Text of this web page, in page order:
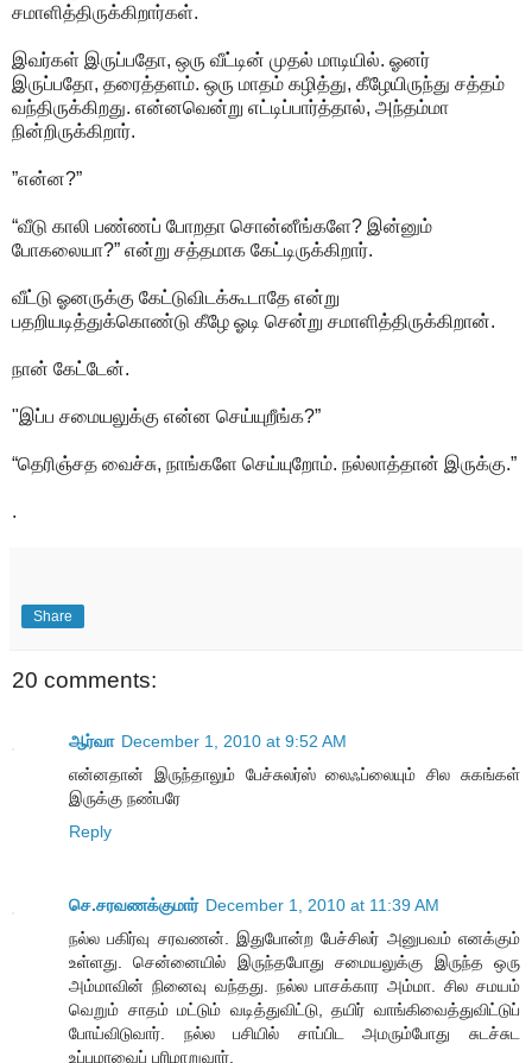
சமாளித்திருக்கிறார்கள்.
இவர்கள் இருப்பதோ, ஒரு வீட்டின் முதல் மாடியில். ஓனர்
இருப்பதோ, தரைத்தளம். ஒரு மாதம் கழித்து, கீழேயிருந்து சத்தம்
வந்திருக்கிறது. என்னவென்று எட்டிப்பார்த்தால், அந்தம்மா
நின்றிருக்கிறார்.
”என்ன?”
“வீடு காலி பண்ணப் போறதா சொன்னீங்களே? இன்னும்
போகலையா?” என்று சத்தமாக கேட்டிருக்கிறார்.
வீட்டு ஓனருக்கு கேட்டுவிடக்கூடாதே என்று
பதறியடித்துக்கொண்டு கீழே ஓடி சென்று சமாளித்திருக்கிறான்.
நான் கேட்டேன்.
"இப்ப சமையலுக்கு என்ன செய்யுறீங்க?”
“தெரிஞ்சத வைச்சு, நாங்களே செய்யுறோம். நல்லாத்தான் இருக்கு.”
.
Share
20 comments:
ஆர்வா December 1, 2010 at 9:52 AM
என்னதான் இருந்தாலும் பேச்சுலர்ஸ் லைஃப்லையும் சில சுகங்கள்
இருக்கு நண்பரே
Reply
செ.சரவணக்குமார் December 1, 2010 at 11:39 AM
நல்ல பகிர்வு சரவணன். இதுபோன்ற பேச்சிலர் அனுபவம் எனக்கும்
உள்ளது. சென்னையில் இருந்தபோது சமையலுக்கு இருந்த ஒரு
அம்மாவின் நினைவு வந்தது. நல்ல பாசக்கார அம்மா. சில சமயம்
வெறும் சாதம் மட்டும் வடித்துவிட்டு, தயிர் வாங்கிவைத்துவிட்டுப்
போய்விடுவார். நல்ல பசியில் சாப்பிட அமரும்போது சுடச்சுட
உப்புமாவைப் பரிமாறுவார்.